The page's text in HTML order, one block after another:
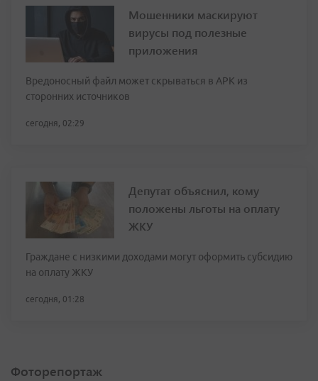
Мошенники маскируют
вирусы под полезные
приложения
Вредоносный файл может скрываться в APK из
сторонних источников
сегодня, 02:29
Депутат объяснил, кому
положены льготы на оплату
ЖКУ
Граждане с низкими доходами могут оформить субсидию
на оплату ЖКУ
сегодня, 01:28
Фоторепортаж